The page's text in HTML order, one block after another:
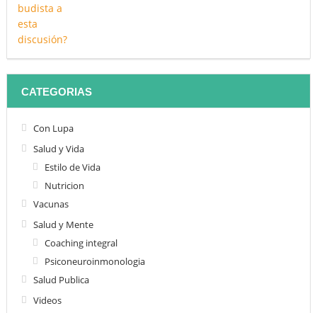
CATEGORIAS
Con Lupa
Salud y Vida
Estilo de Vida
Nutricion
Vacunas
Salud y Mente
Coaching integral
Psiconeuroinmonologia
Salud Publica
Videos